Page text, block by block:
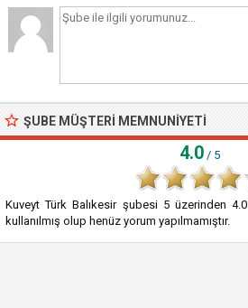
ŞUBE MÜŞTERI MEMNUNIYETI
4.0 / 5
Kuveyt Türk Balıkesir şubesi 5üzerinden4.0
kullanılmış olup henüz yorum yapılmamıştır.